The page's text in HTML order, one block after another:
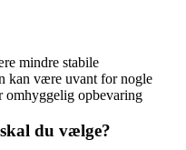
mindre stabile
kan være uvant for nogle
opbevaring
du vælge?